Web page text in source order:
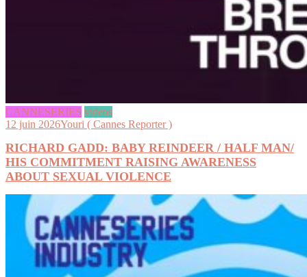
CANNESERIES videos
12 juin 2026Youri ( Cannes Reporter )
RICHARD GADD: BABY REINDEER / HALF MAN/
HIS COMMITMENT RAISING AWARENESS
ABOUT SEXUAL VIOLENCE